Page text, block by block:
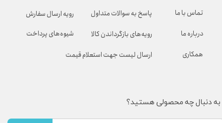
رویه ارسال سفارش
شیوه‌های پرداخت
پاسخ به سوالات متداول
رویه‌های بازگرداندن کالا
ارسال لیست جهت استعلام قیمت
تماس با ما
درباره ما
همکاری
به دنبال چه محصولی هستید؟